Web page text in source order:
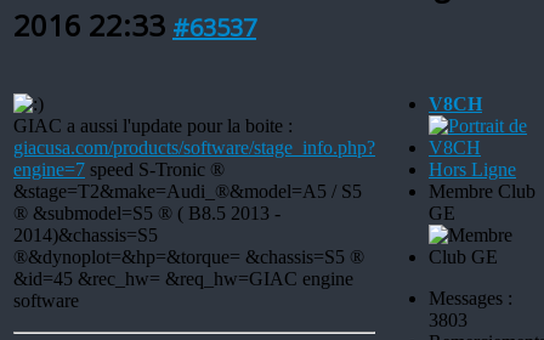
2016 22:33 #63537
GIAC a aussi l'update pour la boite :
giacusa.com/products/software/stage_info.php?
engine=7 speed S-Tronic ®
&stage=T2&make=Audi_®&model=A5 / S5
® &submodel=S5 ® ( B8.5 2013 -
2014)&chassis=S5
®&dynoplot=&hp=&torque= &chassis=S5 ®
&id=45 &rec_hw= &req_hw=GIAC engine
software
V8CH
Hors Ligne
Membre Club
GE
Messages :
3803